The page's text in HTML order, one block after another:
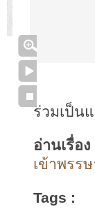
ร่วมเป็น
อ่านเรื่อง
เข้าพรร
Tags :